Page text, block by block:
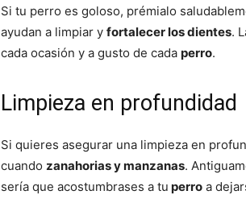
Si tu perro es goloso, prémialo
ayudan a limpiar y fortalecer los dientes.
cada ocasión y a gusto de cada perro.
Limpieza en profundidad
Si quieres asegurar una limpieza en
cuando zanahorias y manzanas.
sería que acostumbrases a tu perro a